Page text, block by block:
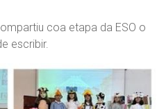
coa etapa da ESO o
escribir.